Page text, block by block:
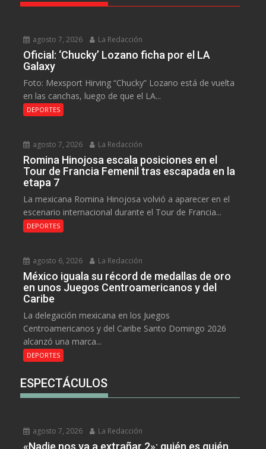
agosto 7, 2026 La Redacción
Oficial: ‘Chucky’ Lozano ficha por el LA
Galaxy
Foto: Mexsport Hirving “Chucky” Lozano está de vuelta
en las canchas, luego de que el LA...
DEPORTES
agosto 7, 2026 La Redacción
Romina Hinojosa escala posiciones en el
Tour de Francia Femenil tras escapada en la
etapa 7
La mexicana Romina Hinojosa volvió a aparecer en el
escenario internacional durante el Tour de Francia...
DEPORTES
agosto 6, 2026 La Redacción
México iguala su récord de medallas de oro
en unos Juegos Centroamericanos y del
Caribe
La delegación mexicana en los Juegos
Centroamericanos y del Caribe Santo Domingo 2026
alcanzó una marca...
DEPORTES
ESPECTÁCULOS
agosto 7, 2026 La Redacción